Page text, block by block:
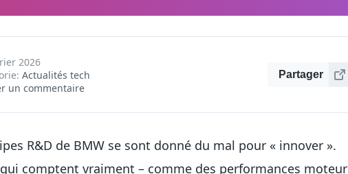
2026
Actualités tech
un commentaire
Partager
R&D de BMW se sont donné du mal pour « innover ».
comptent vraiment – comme des performances moteur